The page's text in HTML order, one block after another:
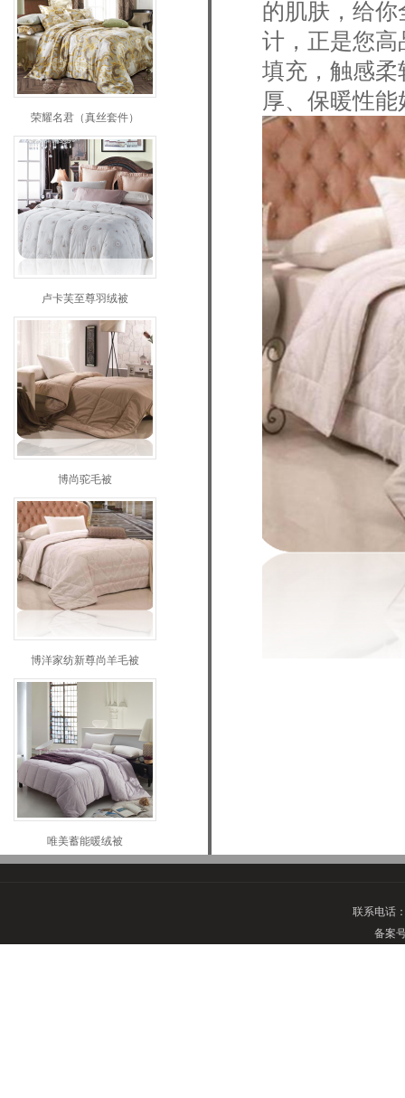
荣耀名君（真丝套件）
卢卡芙至尊羽绒被
博尚驼毛被
博洋家纺新尊尚羊毛被
唯美蓄能暖绒被
的肌肤，给
计，正是您
填充，触感
厚、保暖性
联系电话
备案